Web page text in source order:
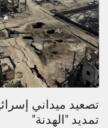
تصعيد ميداني
تمديد "الهدنة"